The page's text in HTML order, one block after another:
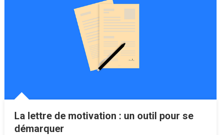
La lettre de motivation : un outil pour se
démarquer